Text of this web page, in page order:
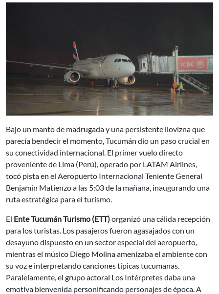
Bajo un manto de madrugada y una persistente llovizna que
parecía bendecir el momento, Tucumán dio un paso crucial en
su conectividad internacional. El primer vuelo directo
proveniente de Lima (Perú), operado por LATAM Airlines,
tocó pista en el Aeropuerto Internacional Teniente General
Benjamín Matienzo a las 5:03 de la mañana, inaugurando una
ruta estratégica para el turismo.
El Ente Tucumán Turismo (ETT)organizó una cálida recepción
para los turistas. Los pasajeros fueron agasajados con un
desayuno dispuesto en un sector especial del aeropuerto,
mientras el músico Diego Molina amenizaba el ambiente con
su voz e interpretando canciones típicas tucumanas.
Paralelamente, el grupo actoral Los Intérpretes daba una
emotiva bienvenida personificando personajes de época. A